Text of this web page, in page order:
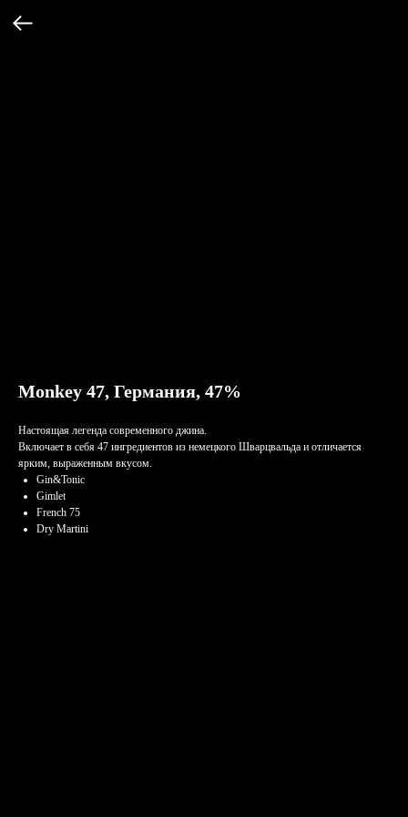
Monkey 47, Германия, 47%
Настоящая легенда современного джина.
Включает в себя 47 ингредиентов из немецкого Шварцвальда и отличается
ярким, выраженным вкусом.
Gin&Tonic
Gimlet
French 75
Dry Martini